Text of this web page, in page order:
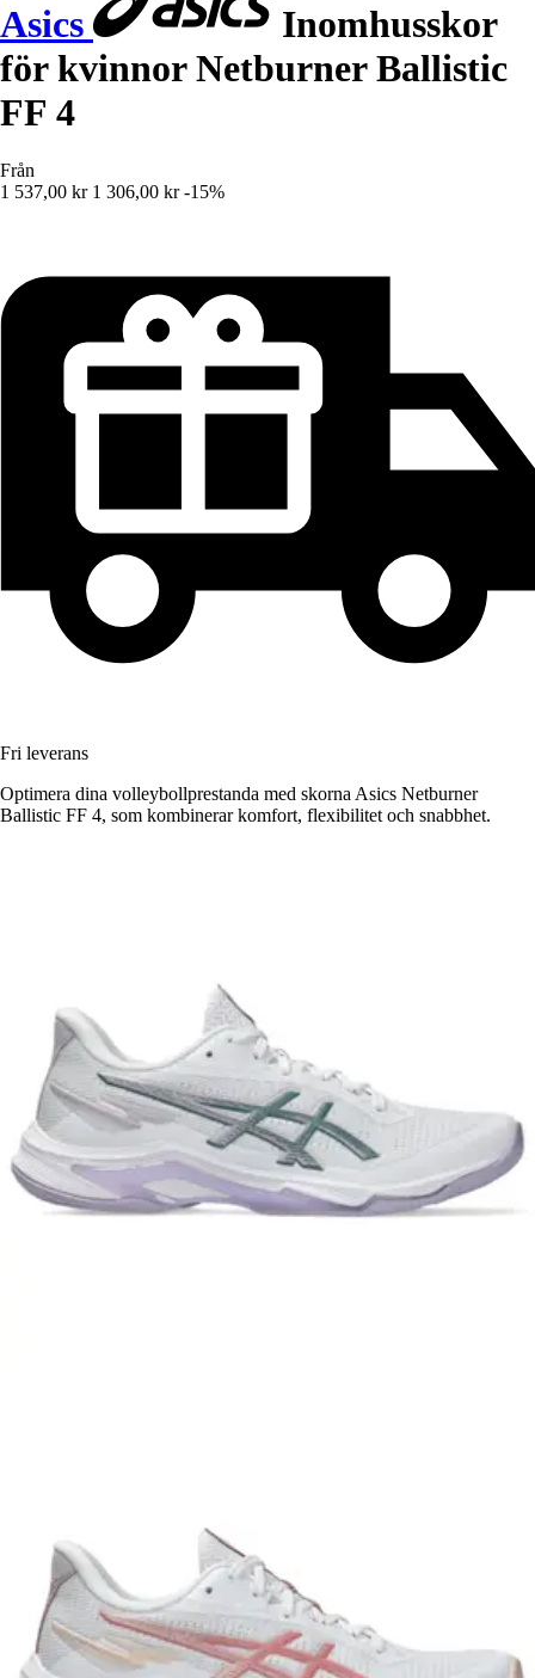
Asics
Inomhusskor
för kvinnor Netburner Ballistic
FF 4
Från
1 537,00 kr 1 306,00 kr -15%
Fri leverans
Optimera dina volleybollprestanda med skorna Asics Netburner
Ballistic FF 4, som kombinerar komfort, flexibilitet och snabbhet.